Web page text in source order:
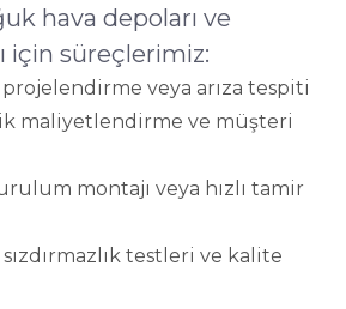
hava depoları ve
için süreçlerimiz:
veya arıza tespiti
maliyetlendirme ve müşteri
montajı veya hızlı tamir
testleri ve kalite